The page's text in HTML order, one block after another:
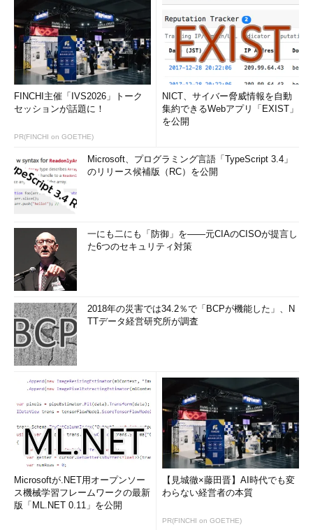
FINCHI主催「IVS2026」トーク
セッションが話題に！
PR(FINCHI on GOETHE)
NICT、サイバー脅威情報を自動
集約できるWebアプリ「EXIST」
を公開
Microsoft、プログラミング言語「TypeScript 3.4」
のリリース候補版（RC）を公開
一にも二にも「防御」を――元CIAのCISOが提言し
た6つのセキュリティ対策
2018年の災害では34.2％で「BCPが機能した」、N
TTデータ経営研究所が調査
Microsoftが.NET用オープンソー
ス機械学習フレームワークの最新
版「ML.NET 0.11」を公開
【見城徹×藤田晋】AI時代でも変
わらない経営者の本質
PR(FINCHI on GOETHE)